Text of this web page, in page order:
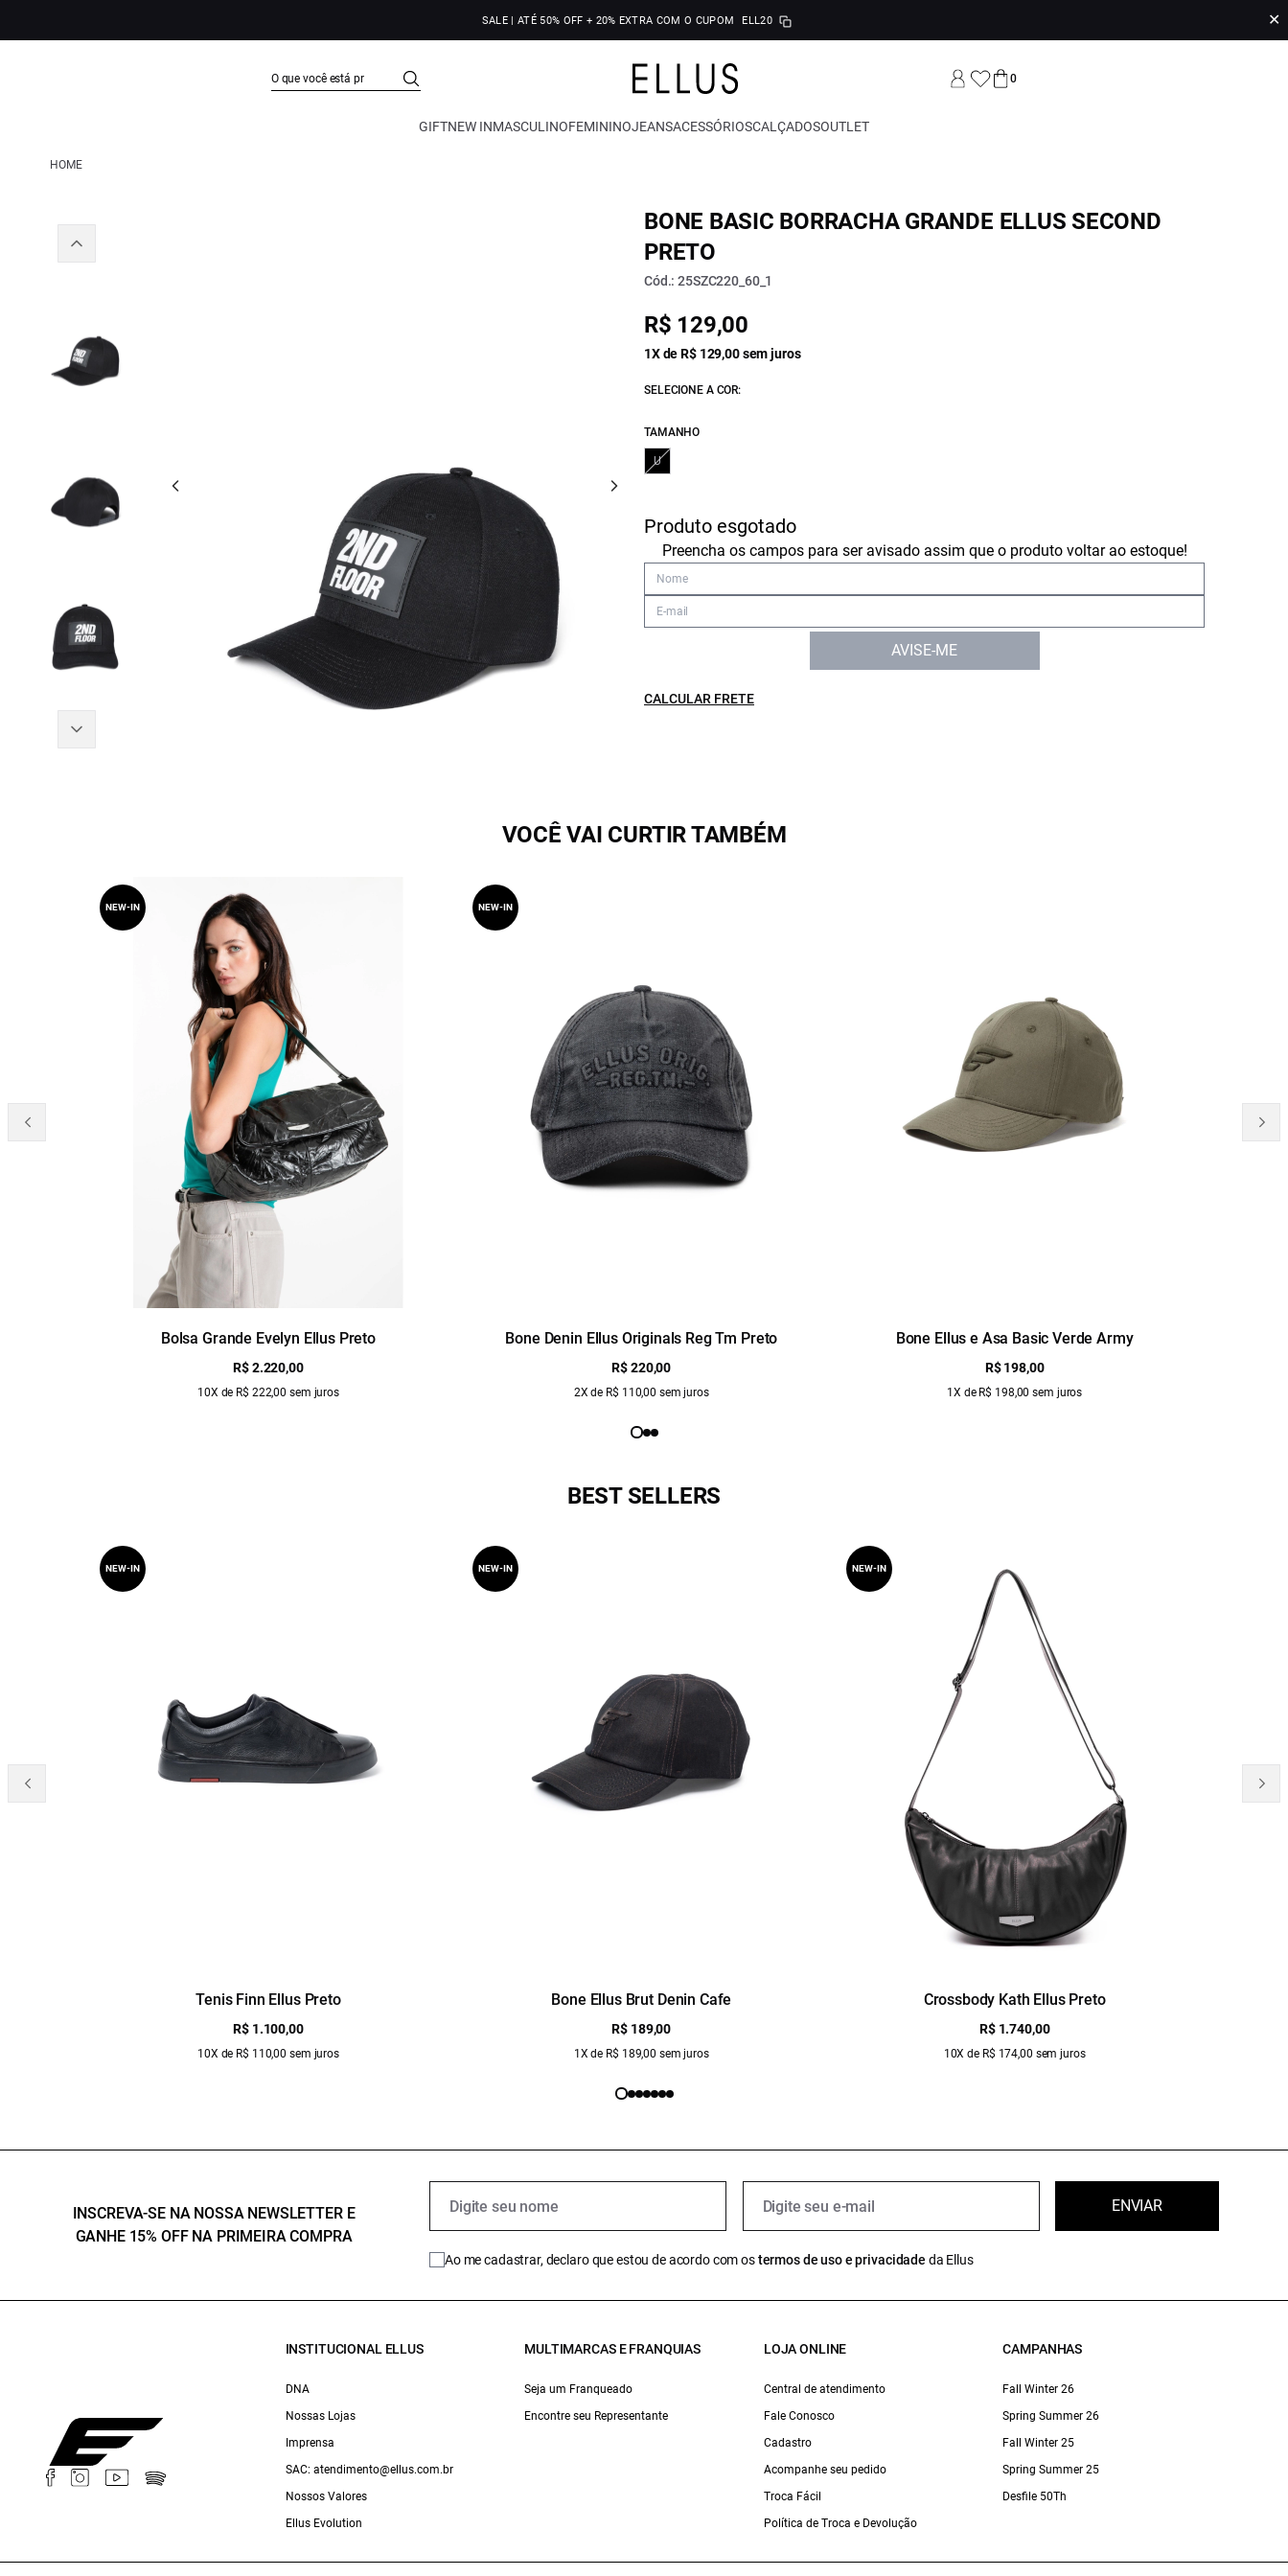
SALE | ATÉ 50% OFF + 20% EXTRA COM O CUPOM ELL20 ✕
0
GIFTNEW INMASCULINOFEMININOJEANSACESSÓRIOSCALÇADOSOUTLET
HOME
BONE BASIC BORRACHA GRANDE ELLUS SECOND
PRETO
Cód.: 25SZC220_60_1
R$ 129,00
1X de R$ 129,00 sem juros
SELECIONE A COR:
TAMANHO
U
Produto esgotado
Preencha os campos para ser avisado assim que o produto voltar ao estoque!
AVISE-ME
CALCULAR FRETE
VOCÊ VAI CURTIR TAMBÉM
Bolsa Grande Evelyn Ellus Preto
R$ 2.220,00
10X de R$ 222,00 sem juros
NEW-IN
Bone Denin Ellus Originals Reg Tm Preto
R$ 220,00
2X de R$ 110,00 sem juros
NEW-IN
Bone Ellus e Asa Basic Verde Army
R$ 198,00
1X de R$ 198,00 sem juros
BEST SELLERS
Tenis Finn Ellus Preto
R$ 1.100,00
10X de R$ 110,00 sem juros
NEW-IN
Bone Ellus Brut Denin Cafe
R$ 189,00
1X de R$ 189,00 sem juros
NEW-IN
Crossbody Kath Ellus Preto
R$ 1.740,00
10X de R$ 174,00 sem juros
NEW-IN
INSCREVA-SE NA NOSSA NEWSLETTER E
GANHE 15% OFF NA PRIMEIRA COMPRA
ENVIAR
Ao me cadastrar, declaro que estou de acordo com ostermos de uso e privacidade da Ellus
INSTITUCIONAL ELLUS
DNA
Nossas Lojas
Imprensa
SAC: atendimento@ellus.com.br
Nossos Valores
Ellus Evolution
MULTIMARCAS E FRANQUIAS
Seja um Franqueado
Encontre seu Representante
LOJA ONLINE
Central de atendimento
Fale Conosco
Cadastro
Acompanhe seu pedido
Troca Fácil
Política de Troca e Devolução
CAMPANHAS
Fall Winter 26
Spring Summer 26
Fall Winter 25
Spring Summer 25
Desfile 50Th